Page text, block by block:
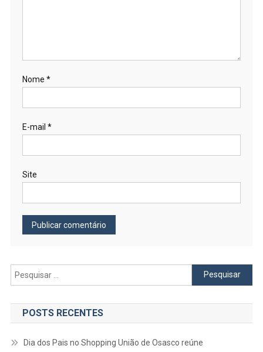
Nome *
E-mail *
Site
Pesquisar
por:
POSTS RECENTES
Dia dos Pais no Shopping União de Osasco reúne